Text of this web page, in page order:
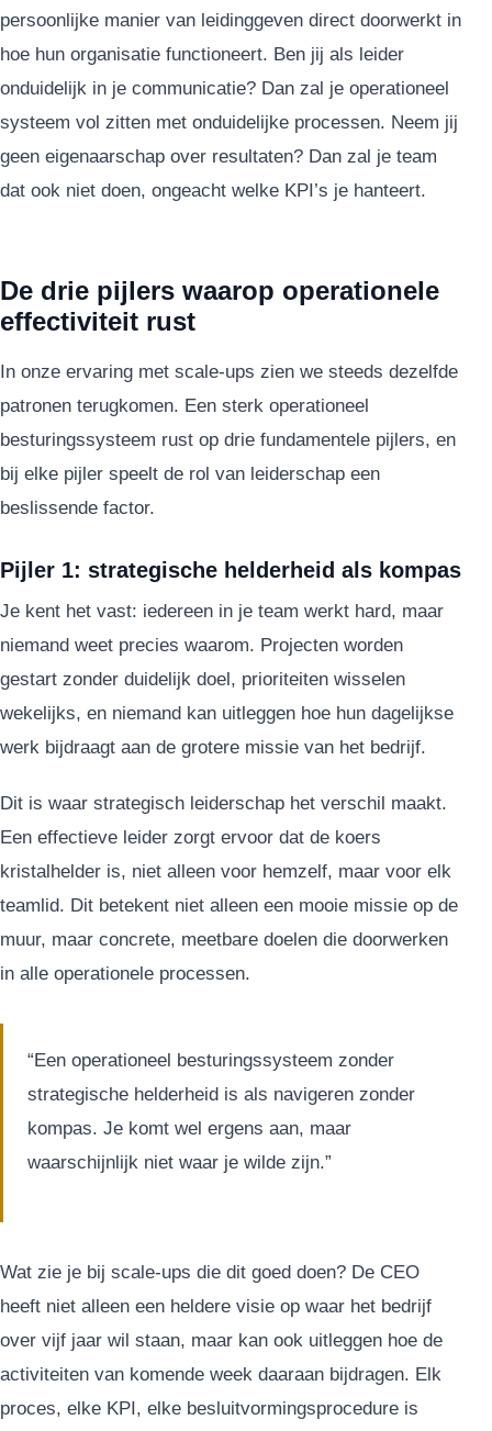
persoonlijke manier van leidinggeven direct doorwerkt in
hoe hun organisatie functioneert. Ben jij als leider
onduidelijk in je communicatie? Dan zal je operationeel
systeem vol zitten met onduidelijke processen. Neem jij
geen eigenaarschap over resultaten? Dan zal je team
dat ook niet doen, ongeacht welke KPI’s je hanteert.
De drie pijlers waarop operationele
effectiviteit rust
In onze ervaring met scale-ups zien we steeds dezelfde
patronen terugkomen. Een sterk operationeel
besturingssysteem rust op drie fundamentele pijlers, en
bij elke pijler speelt de rol van leiderschap een
beslissende factor.
Pijler 1: strategische helderheid als kompas
Je kent het vast: iedereen in je team werkt hard, maar
niemand weet precies waarom. Projecten worden
gestart zonder duidelijk doel, prioriteiten wisselen
wekelijks, en niemand kan uitleggen hoe hun dagelijkse
werk bijdraagt aan de grotere missie van het bedrijf.
Dit is waar strategisch leiderschap het verschil maakt.
Een effectieve leider zorgt ervoor dat de koers
kristalhelder is, niet alleen voor hemzelf, maar voor elk
teamlid. Dit betekent niet alleen een mooie missie op de
muur, maar concrete, meetbare doelen die doorwerken
in alle operationele processen.
“Een operationeel besturingssysteem zonder
strategische helderheid is als navigeren zonder
kompas. Je komt wel ergens aan, maar
waarschijnlijk niet waar je wilde zijn.”
Wat zie je bij scale-ups die dit goed doen? De CEO
heeft niet alleen een heldere visie op waar het bedrijf
over vijf jaar wil staan, maar kan ook uitleggen hoe de
activiteiten van komende week daaraan bijdragen. Elk
proces, elke KPI, elke besluitvormingsprocedure is